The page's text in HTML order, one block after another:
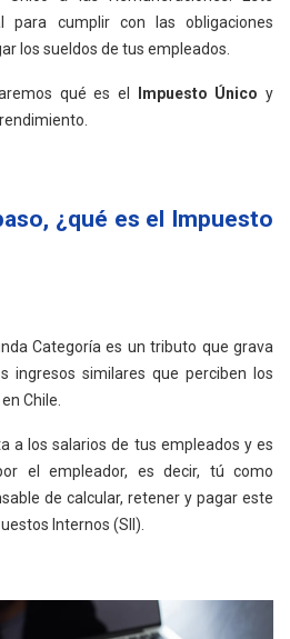
para cumplir con las obligaciones
los sueldos de tus empleados.
qué es el Impuesto Único y
¿qué es el Impuesto
Categoría es un tributo que grava
ingresos similares que perciben los
Chile.
a los salarios de tus empleados y es
el empleador, es decir, tú como
de calcular, retener y pagar este
Internos (SII).